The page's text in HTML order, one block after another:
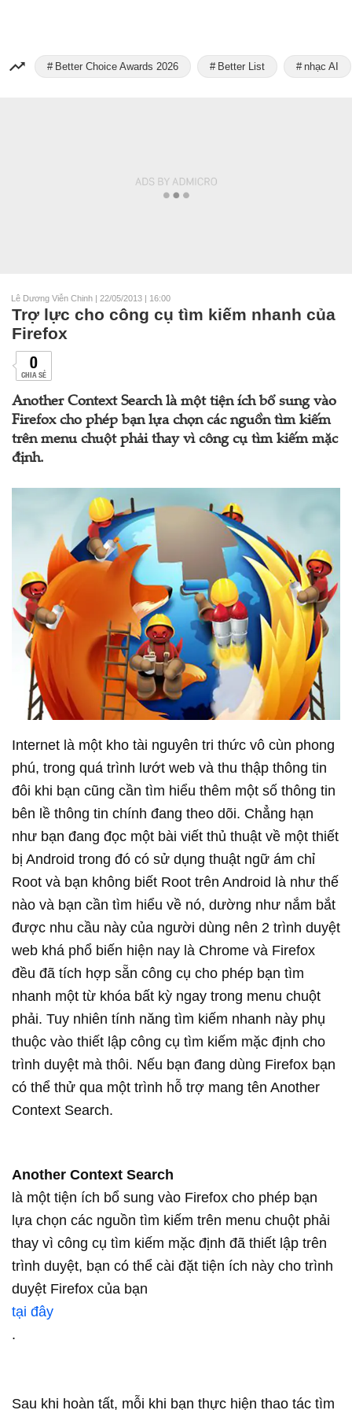
Better Choice Awards 2026 Better List nhạc AI
Lê Dương Viễn Chinh | 22/05/2013 | 16:00
Trợ lực cho công cụ tìm kiếm nhanh của
Firefox
0
CHIA SẺ
Another Context Search là một tiện ích bổ sung vào
Firefox cho phép bạn lựa chọn các nguồn tìm kiếm
trên menu chuột phải thay vì công cụ tìm kiếm mặc
định.
Internet là một kho tài nguyên tri thức vô cùn phong
phú, trong quá trình lướt web và thu thập thông tin
đôi khi bạn cũng cần tìm hiểu thêm một số thông tin
bên lề thông tin chính đang theo dõi. Chẳng hạn
như bạn đang đọc một bài viết thủ thuật về một thiết
bị Android trong đó có sử dụng thuật ngữ ám chỉ
Root và bạn không biết Root trên Android là như thế
nào và bạn cần tìm hiểu về nó, dường như nắm bắt
được nhu cầu này của người dùng nên 2 trình duyệt
web khá phổ biến hiện nay là Chrome và Firefox
đều đã tích hợp sẵn công cụ cho phép bạn tìm
nhanh một từ khóa bất kỳ ngay trong menu chuột
phải. Tuy nhiên tính năng tìm kiếm nhanh này phụ
thuộc vào thiết lập công cụ tìm kiếm mặc định cho
trình duyệt mà thôi. Nếu bạn đang dùng Firefox bạn
có thể thử qua một trình hỗ trợ mang tên Another
Context Search.
Another Context Search
là một tiện ích bổ sung vào Firefox cho phép bạn
lựa chọn các nguồn tìm kiếm trên menu chuột phải
thay vì công cụ tìm kiếm mặc định đã thiết lập trên
trình duyệt, bạn có thể cài đặt tiện ích này cho trình
duyệt Firefox của bạn
tại đây
.
Sau khi hoàn tất, mỗi khi bạn thực hiện thao tác tìm